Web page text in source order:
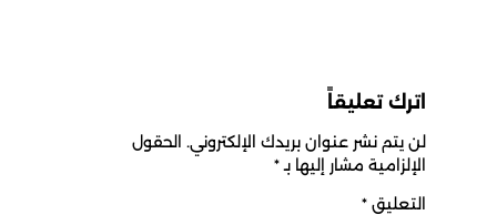
اترك تعليقاً
لن يتم نشر عنوان بريدك الإلكتروني. الحقول
الإلزامية مشار إليها بـ*
التعليق *